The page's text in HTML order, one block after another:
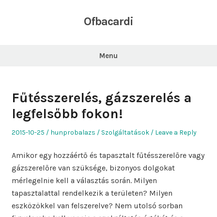
Ofbacardi
Menu
Fűtésszerelés, gázszerelés a
legfelsőbb fokon!
Posted
2015-10-25 Author
hunprobalazs
Posted
Szolgáltatások Leave a Reply
Amikor egy hozzáértő és tapasztalt fűtésszerelőre vagy
gázszerelőre van szüksége, bizonyos dolgokat
mérlegelnie kell a választás során. Milyen
tapasztalattal rendelkezik a területen? Milyen
eszközökkel van felszerelve? Nem utolsó sorban